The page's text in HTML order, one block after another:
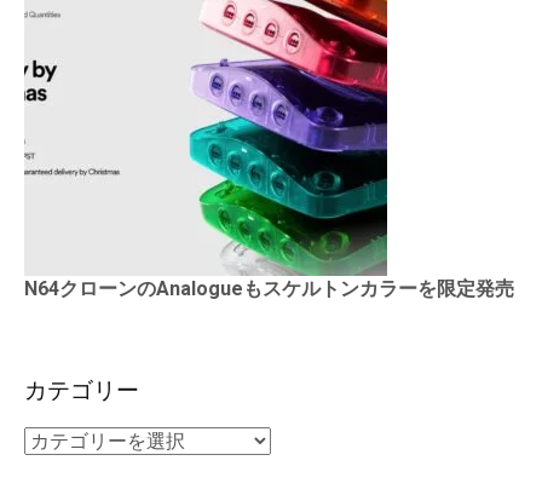
N64クローンのAnalogueもスケルトンカラーを限定発売
カテゴリー